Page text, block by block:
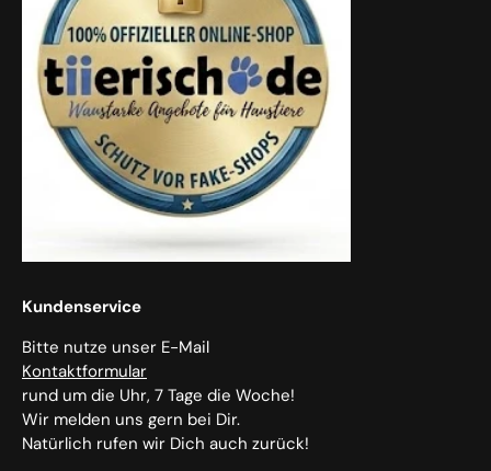
Kundenservice
Bitte nutze unser E-Mail
Kontaktformular
rund um die Uhr, 7 Tage die Woche!
Wir melden uns gern bei Dir.
Natürlich rufen wir Dich auch zurück!